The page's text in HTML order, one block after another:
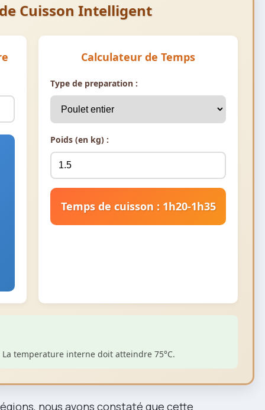
Cuisson Intelligent
Calculateur de Temps
Type de preparation :
Poids (en kg) :
Temps de cuisson : 1h20-1h35
temperature interne doit atteindre 75°C.
nous avons constaté que cette